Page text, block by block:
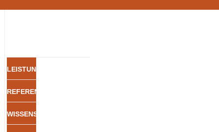
LEISTUNGEN
REFERENZEN
WISSENSWERT